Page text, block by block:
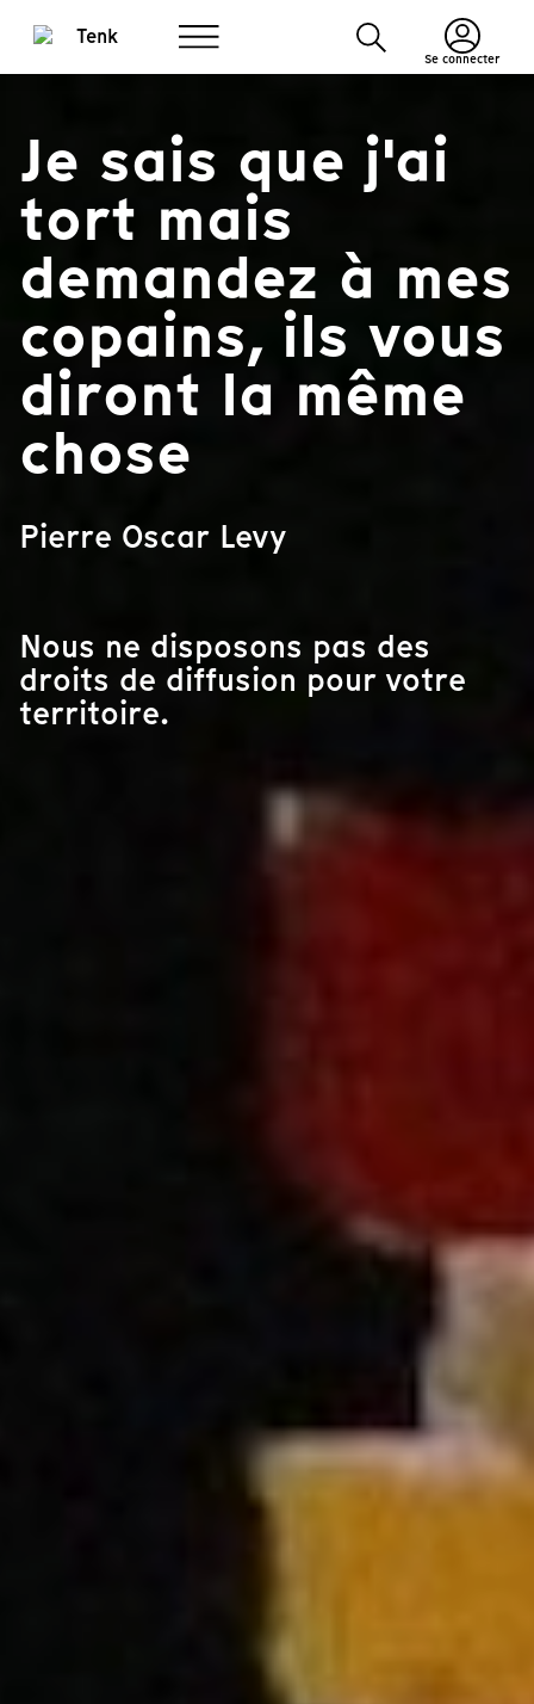
Se connecter
Je sais que j'ai
tort mais
demandez à mes
copains, ils vous
diront la même
chose
Pierre Oscar Levy
Nous ne disposons pas des
droits de diffusion pour votre
territoire.